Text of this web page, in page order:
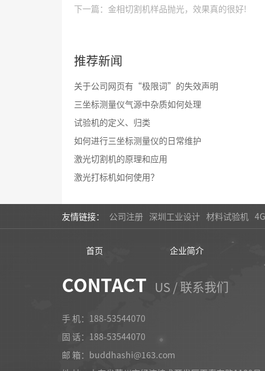
下一篇：金相切割机样品抛光，效果真的很好!
推荐新闻
关于公司网页有“极限词”的失效声明
三坐标测量仪气源中杂质如何处理
试验机的定义、归类
如何进行三坐标测量仪的日常维护
激光切割机的原理和应用
激光打标机如何使用？
友情链接： 公司注册 深圳工业设计 材料试验机
首页 企业简介
CONTACT US / 联系我们
手 机：188-53544070
固 话： 188-53544070
邮 箱：buddhashi@163.com